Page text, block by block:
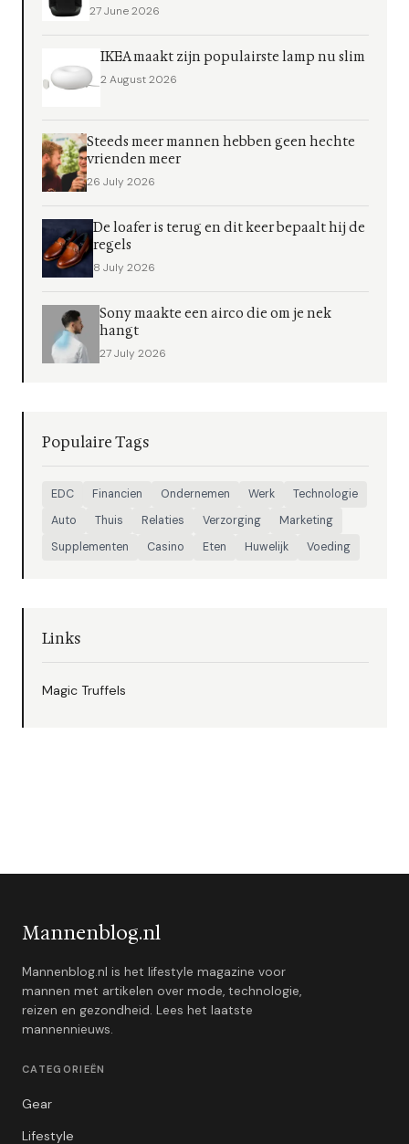
27 June 2026
IKEA maakt zijn populairste lamp nu slim
2 August 2026
Steeds meer mannen hebben geen hechte
vrienden meer
26 July 2026
De loafer is terug en dit keer bepaalt hij de
regels
8 July 2026
Sony maakte een airco die om je nek
hangt
27 July 2026
Populaire Tags
EDC Financien Ondernemen Werk
Technologie
Auto
Thuis Relaties Verzorging
Marketing
Supplementen
Casino Eten Huwelijk Voeding
Links
Magic Truffels
Mannenblog.nl
Mannenblog.nl is het lifestyle magazine voor
mannen met artikelen over mode, technologie,
reizen en gezondheid. Lees het laatste
mannennieuws.
CATEGORIEËN
Gear
Lifestyle